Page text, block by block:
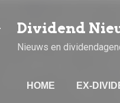
Dividend
Nieuws en
HOME EX-